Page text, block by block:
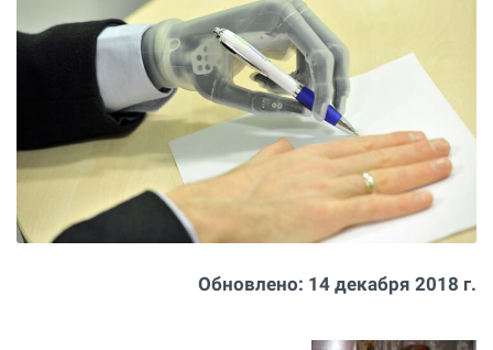
Обновлено: 14 декабря 2018 г.